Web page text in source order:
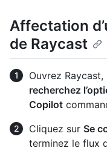
Affectation
de Raycast
Ouvrez
recherchez
Copilot
Cliquez sur Se
terminez le flux